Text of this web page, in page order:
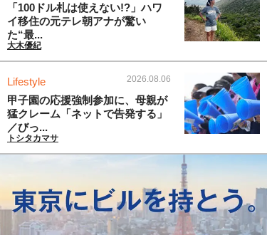
「100ドル札は使えない!?」ハワ
イ移住の元テレ朝アナが驚い
た“最...
大木優紀
Lifestyle 2026.08.06
甲子園の応援強制参加に、母親が
猛クレーム「ネットで告発する」
／びっ...
トシタカマサ